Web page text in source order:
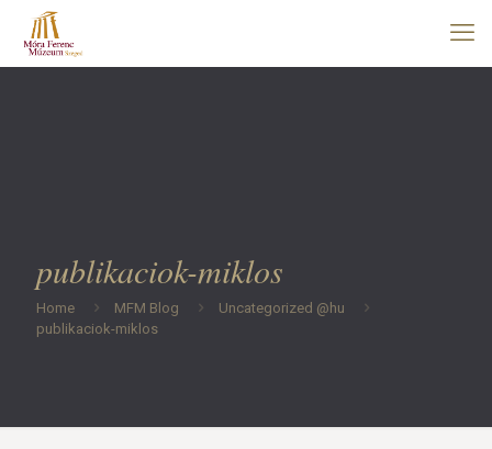
publikaciok-miklos
Home MFM Blog
Uncategorized @hu
publikaciok-miklos